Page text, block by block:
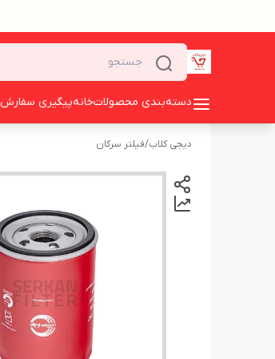
دسته‌بندی محصولاتخانهپیگیری سفارش
دیجی کلاب/فیلتر سرکان